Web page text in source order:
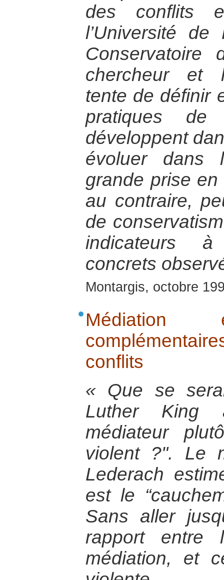
des conflits
l’Université
Conservatoire
chercheur et
tente de définir
pratiques
développent
évoluer dans
grande prise
au contraire,
de
indicateurs à
concrets
Montargis, octobre
Médiation
conflits
« Que se
Luther King
médiateur
violent ?". Le
Lederach
est le
Sans aller
rapport entre
médiation, et